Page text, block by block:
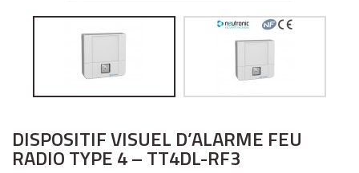
DISPOSITIF VISUEL D’ALARME FEU
RADIO TYPE 4 – TT4DL-RF3